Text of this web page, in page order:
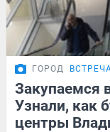
ГОРОД
Закупаемся
Узнали, как
центры